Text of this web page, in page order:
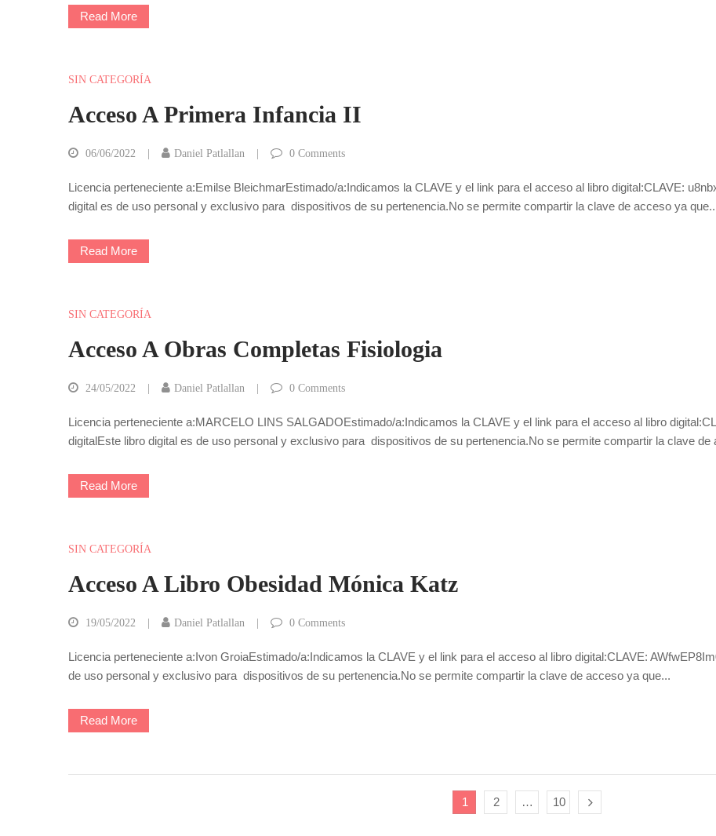
Read More
SIN CATEGORÍA
Acceso A Primera Infancia II
06/06/2022 Daniel Patlallan 0 Comments
Licencia perteneciente a:Emilse BleichmarEstimado/a:Indicamos la CLAVE y el link para el acceso al libro digital:CLAVE:
digital es de uso personal y exclusivo para dispositivos de su pertenencia.No se permite compartir la clave de acceso ya
Read More
SIN CATEGORÍA
Acceso A Obras Completas Fisiologia
24/05/2022 Daniel Patlallan 0 Comments
Licencia perteneciente a:MARCELO LINS SALGADOEstimado/a:Indicamos la CLAVE y el link para el acceso al libro
digitalEste libro digital es de uso personal y exclusivo para dispositivos de su pertenencia.No se permite compartir la clave de
Read More
SIN CATEGORÍA
Acceso A Libro Obesidad Mónica Katz
19/05/2022 Daniel Patlallan 0 Comments
Licencia perteneciente a:Ivon GroiaEstimado/a:Indicamos la CLAVE y el link para el acceso al libro digital:CLAVE:
de uso personal y exclusivo para dispositivos de su pertenencia.No se permite compartir la clave de acceso ya que...
Read More
1 2 … 10